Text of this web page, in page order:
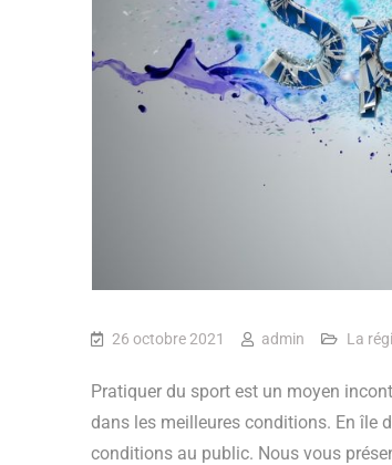
26 octobre 2021 admin La
Pratiquer du sport est un moyen
dans les meilleures conditions. En île
conditions au public. Nous vous